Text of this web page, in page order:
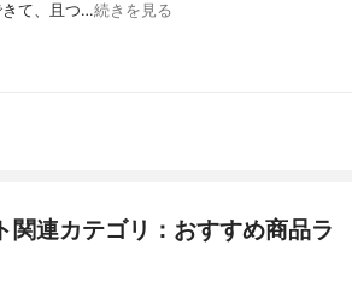
きて、且つ…続きを見る
関連カテゴリ：おすすめ商品ラ